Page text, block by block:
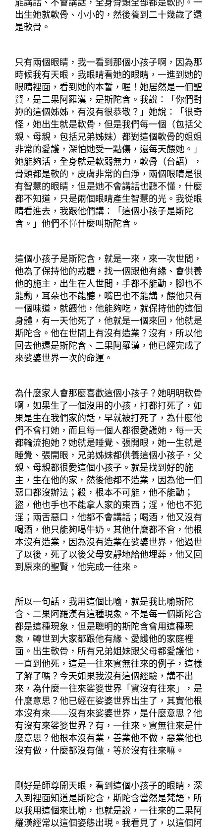
能講話、不會講話，全身骨頭全部都是軟的。一
出生她就軟骨、小小的，然後養到二十幾歲了還
是軟骨。
只有兩個眼睛，我一看到那個小孩子啊，因為那
時候我有天眼，我眼睛看她的眼睛，一進到她的
眼睛裡面，看到她的本誓，喔！她居然是一個聖
賢，是二果阿羅漢，是斯陀含。我說：「你們對
妳的這個姊姊，有沒有很恭敬？」她說：「很奇
怪，她出生就是軟骨，但是我們每一個（包括父
親、母親，包括兄弟姊妹）都對這個軟骨的姐姐
非常的愛護，深怕她受一點傷，還每天餵她。」
她能夠活，全身就是軟弱無力，軟骨（台語），
骨頭都是軟的，皮膚非常的白淨，兩個眼睛是很
有智慧的眼睛，但是她不會講話也聽不懂，什麼
都不知道，只是兩個眼睛產生智慧的光。我從眼
睛看進去，我跟他們講：「這個小孩子是斯陀
含。」他們不懂什麼叫斯陀含。
這個小孩子是斯陀含，就是一來，來一次世間，
他為了保持他的戒體，找一個跟他有緣、會供養
他的施主，出生在人世間，手都不能動，腳也不
能動，耳朵也不能聽，嘴巴也不能講，餵他只有
一個味道，就餵他，他能夠吃，就保持他的這個
身體，有一天他死了，他就是一個來回，他就是
斯陀含。他在世間上有沒有造業？沒有，所以他
回去他還是斯陀含、二果阿羅漢，他已經完成了
來娑婆世界一次的命運。
為什麼家人會那麼喜歡這個小孩子？她明明軟骨
啊，如果生了一個沒用的小孩，打都打死了，如
果是生在我們家的話，早就被打死了，為什麼他
們不會打她，而且每一個人都很愛護她，每一天
都輪流抱她？她就是睡覺、張開眼，她一生就是
睡覺、張開眼，兄弟姊妹都供養這個小孩子，父
親、母親都很愛這個小孩子。就是找到好的施
主，生在他的家，然後他都不造業，因為他一個
惡口都沒辦法；殺，根本不可能，他不能動；
盜，他也手也不能拿人家的東西；淫，他也不犯
淫；兩舌惡口，他都不會講話；喝酒，他又沒有
喝酒，他只能夠喝牛奶。其他什麼都不會，他根
本沒有造業，因為沒有造業在娑婆世界，他過世
了以後，死了以後父母安靜地給他埋葬，他又回
到原來的聖賢，他完成一往來。
所以一句話，我用這個比喻，就是我比喻斯陀
含、二果阿羅漢有這種現象。不是每一個斯陀含
都是這種現象，但是聰明的斯陀含會用這種現
象，轉世到大家都跟他有緣、愛護他的家庭裡
面。出生軟骨，所有兄弟姐妹跟父母都愛護他，
一直到他死，這是一往來實無往來的例子，這樣
了解了嗎？今天如果我沒有這個經驗，講不出
來，為什麼一往來娑婆世界「實沒有往來」，是
什麼意思？他已經在娑婆世界出生了，其實他根
本沒有來——沒有來娑婆世界，是什麼意思？他
有沒有來娑婆世界？有，一往來。實無往來是什
麼意思？他根本沒有業，善業他不做，惡業他也
沒有做，什麼都沒有做，等於沒有往來嘛 。
剛好是師尊開天眼，看到這個小孩子的眼睛，深
入到裡面知道是斯陀含，斯陀含當然是梵語，所
以我用這個來比喻，也就是說，一往來的二果阿
羅漢經常以這個姿態出現。我看見了，以這個阿